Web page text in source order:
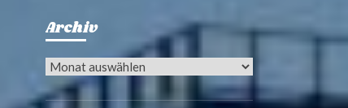
Archiv
Archiv